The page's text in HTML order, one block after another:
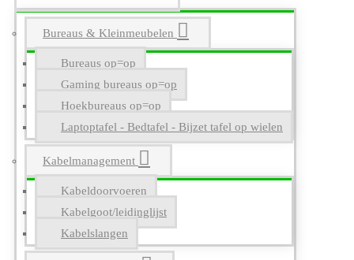
Bureaus & Kleinmeubelen
Bureaus op=op
Gaming bureaus op=op
Hoekbureaus op=op
Laptoptafel - Bedtafel - Bijzet tafel op wielen
Kabelmanagement
Kabeldoorvoeren
Kabelgoot/leidinglijst
Kabelslangen